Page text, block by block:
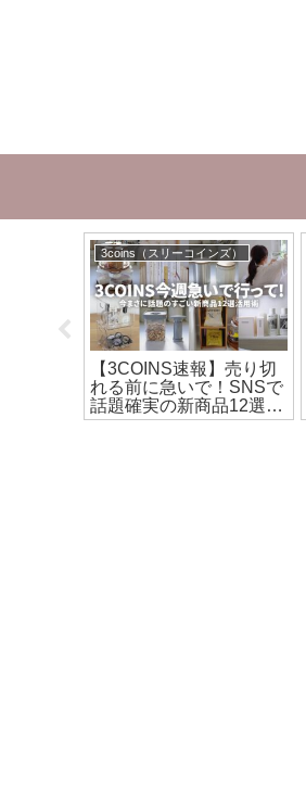
3coins（スリーコインズ）
【3COINS速報】売り切
れる前に急いで！SNSで
話題確実の新商品12選活
用術